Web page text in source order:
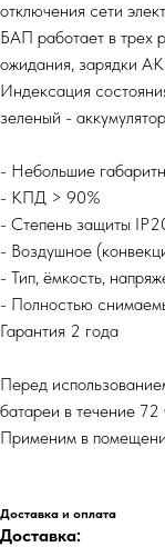
отключения сети
БАП работает в трех
ожидания, зарядки
Индексация
зеленый -
- Небольшие
- КПД > 90%
- Степень защиты
- Воздушное
- Тип, ёмкость,
- Полностью
Гарантия 2 года
Перед
батареи в течение 72
Применим в
Доставка и оплата
Доставка: